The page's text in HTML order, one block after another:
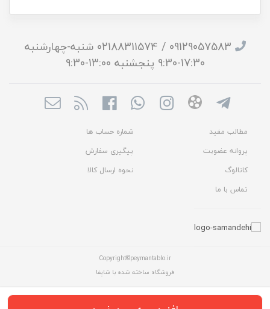
09129057583 / 02188311574 شنبه-چهارشنبه
17:30-9:30 پنجشنبه 13:00-9:30
مطالب مفید
شماره حساب ها
پروانه عضویت
پیگیری سفارش
کاتالوگ
نحوه ارسال کالا
تماس با ما
Copyright©peymantablo.ir
فروشگاه ساخته شده با شاپفا